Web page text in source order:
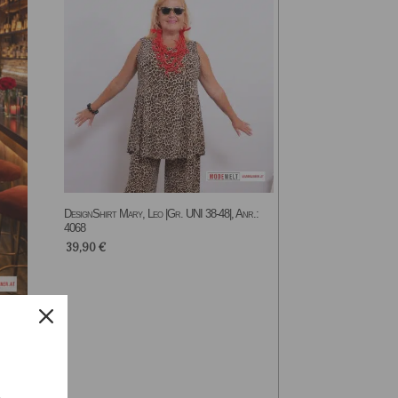
DesignShirt Mary, Leo |Gr. UNI 38-48|, Anr.:
4068
39,90€